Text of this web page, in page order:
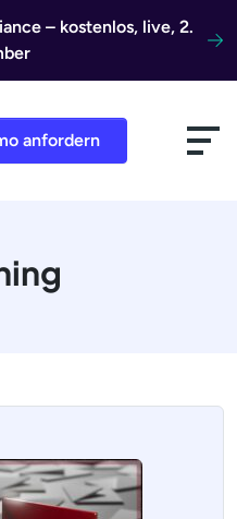
– kostenlos, live, 2.
anfordern